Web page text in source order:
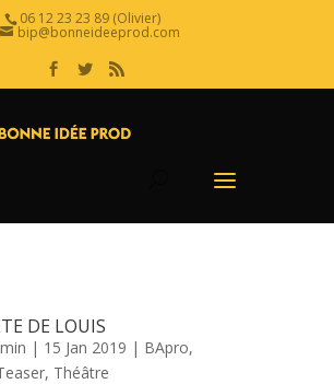
06 12 23 23 89 (Olivier)
bip@bonneideeprod.com
DE LOUIS
| 15 Jan 2019 | BApro,
, Théâtre